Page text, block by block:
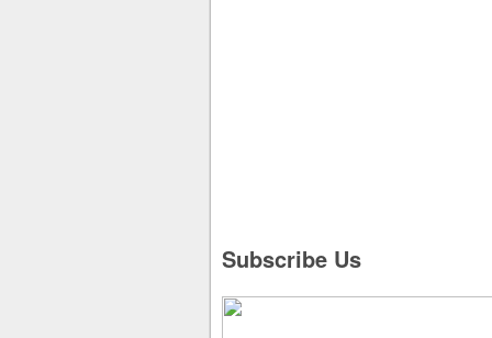
Subscribe Us